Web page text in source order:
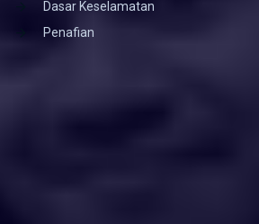
Dasar Keselamatan
Penafian